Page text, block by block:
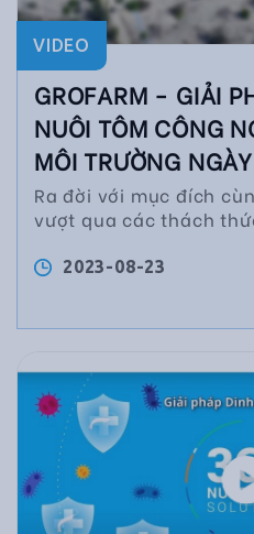
VIDEO
GROFARM - GIẢI
NUÔI TÔM CÔNG
MÔI TRƯỜNG
THỨC
Ra đời với mục đích
vượt qua các thách
mô hình GROFARM từ
2023-08-23